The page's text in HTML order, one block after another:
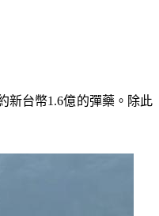
新台幣1.6億的彈藥。除此